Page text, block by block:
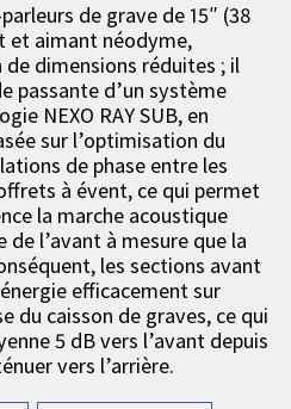
de grave de 15″ (38
et aimant néodyme,
de dimensions réduites ; il
passante d’un système
NEXO RAY SUB, en
sur l’optimisation du
de phase entre les
à évent, ce qui permet
la marche acoustique
l’avant à mesure que la
les sections avant
efficacement sur
du caisson de graves, ce qui
5 dB vers l’avant depuis
vers l’arrière.